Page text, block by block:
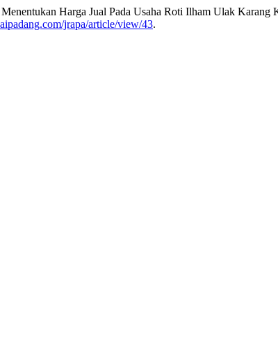
Harga Jual Pada Usaha Roti Ilham Ulak Karang
jrapa/article/view/43.